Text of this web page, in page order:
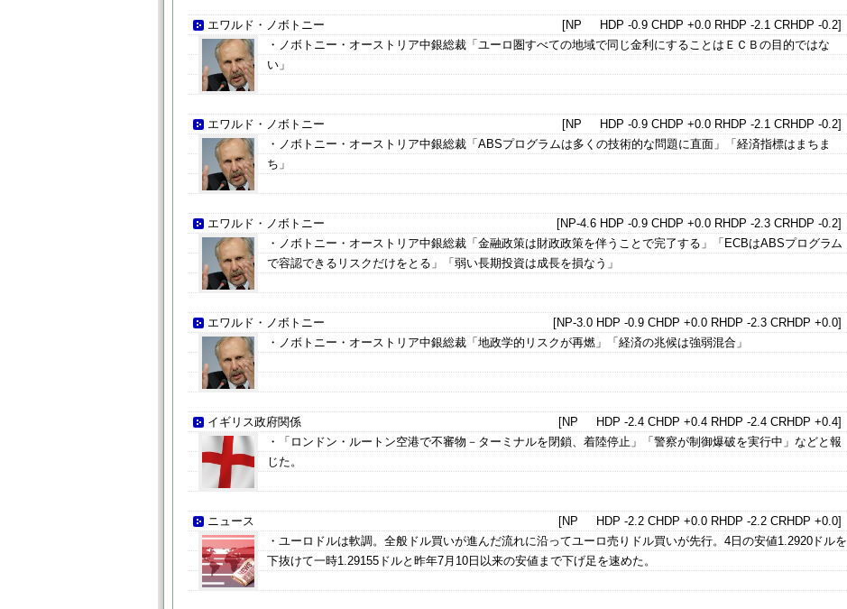
エワルド・ノボトニー
[NP HDP -0.9 CHDP +0.0 RHDP -2.1 CRHDP -0.2]
・ノボトニー・オーストリア中銀総裁「ユーロ圏すべての地域で同じ金利にすることはＥＣＢの目的ではな
い」
エワルド・ノボトニー
[NP HDP -0.9 CHDP +0.0 RHDP -2.1 CRHDP -0.2]
・ノボトニー・オーストリア中銀総裁「ABSプログラムは多くの技術的な問題に直面」「経済指標はまちま
ち」
エワルド・ノボトニー
[NP-4.6 HDP -0.9 CHDP +0.0 RHDP -2.3 CRHDP -0.2]
・ノボトニー・オーストリア中銀総裁「金融政策は財政政策を伴うことで完了する」「ECBはABSプログラム
で容認できるリスクだけをとる」「弱い長期投資は成長を損なう」
エワルド・ノボトニー
[NP-3.0 HDP -0.9 CHDP +0.0 RHDP -2.3 CRHDP +0.0]
・ノボトニー・オーストリア中銀総裁「地政学的リスクが再燃」「経済の兆候は強弱混合」
イギリス政府関係
[NP HDP -2.4 CHDP +0.4 RHDP -2.4 CRHDP +0.4]
・「ロンドン・ルートン空港で不審物－ターミナルを閉鎖、着陸停止」「警察が制御爆破を実行中」などと報
じた。
ニュース
[NP HDP -2.2 CHDP +0.0 RHDP -2.2 CRHDP +0.0]
・ユーロドルは軟調。全般ドル買いが進んだ流れに沿ってユーロ売りドル買いが先行。4日の安値1.2920ドルを
下抜けて一時1.29155ドルと昨年7月10日以来の安値まで下げ足を速めた。